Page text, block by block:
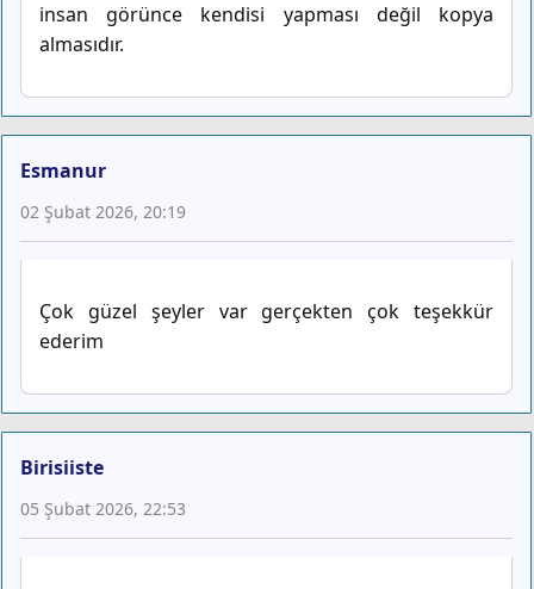
insan görünce kendisi yapması değil kopya
almasıdır.
Esmanur
02 Şubat 2026, 20:19
Çok güzel şeyler var gerçekten çok teşekkür
ederim
Birisiiste
05 Şubat 2026, 22:53